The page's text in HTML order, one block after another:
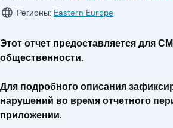
Регионы: Eastern Europe
Этот отчет предоставляется для
общественности.
Для подробного описания
нарушений во время отчетного
приложении.